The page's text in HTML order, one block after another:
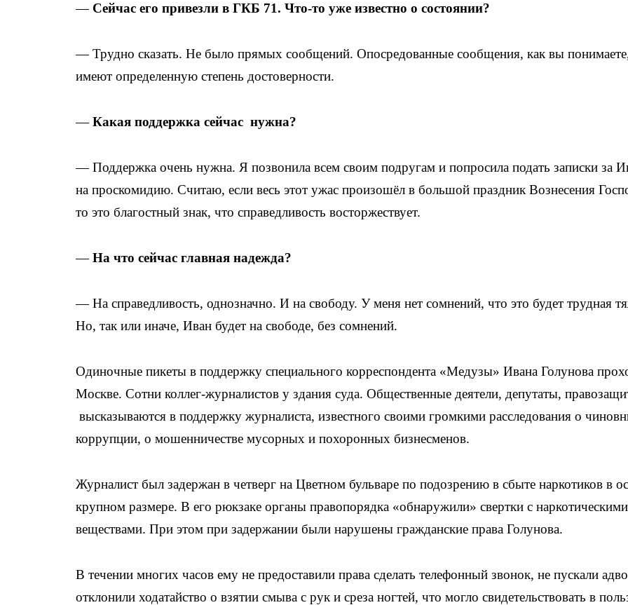
— Сейчас его привезли в ГКБ 71. Что-то уже известно о состоянии?
— Трудно сказать. Не было прямых сообщений. Опосредованные сообщения, как вы
имеют определенную степень достоверности.
—Какая поддержка сейчас нужна?
— Поддержка очень нужна. Я позвонила всем своим подругам и попросила подать записки за
на проскомидию. Считаю, если весь этот ужас произошёл в большой праздник Вознесения
то это благостный знак, что справедливость восторжествует.
—На что сейчас главная надежда?
— На справедливость, однозначно. И на свободу. У меня нет сомнений, что это будет трудная
Но, так или иначе, Иван будет на свободе, без сомнений.
Одиночные пикеты в поддержку специального корреспондента «Медузы» Ивана Голунова
Москве. Сотни коллег-журналистов у здания суда. Общественные деятели, депутаты,
высказываются в поддержку журналиста, известного своими громкими расследования о
коррупции, о мошенничестве мусорных и похоронных бизнесменов.
Журналист был задержан в четверг на Цветном бульваре по подозрению в сбыте наркотиков в
крупном размере. В его рюкзаке органы правопорядка «обнаружили» свертки с наркотическими
веществами. При этом при задержании были нарушены гражданские права Голунова.
В течении многих часов ему не предоставили права сделать телефонный звонок, не пускали
отклонили ходатайство о взятии смыва с рук и среза ногтей, что могло свидетельствовать в